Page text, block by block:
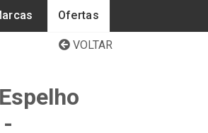
Ofertas
VOLTAR